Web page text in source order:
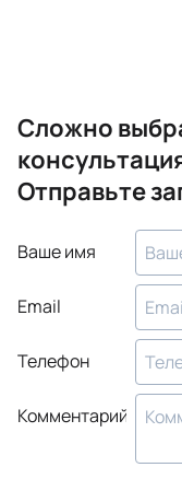
Сложно
Отправьте
Ваше имя
Email
Телефон
Комментарий